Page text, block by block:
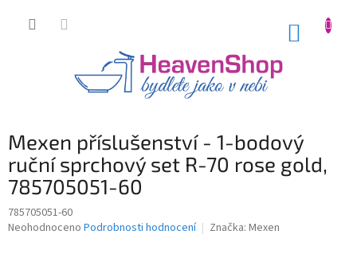
Mexen příslušenství - 1-bodový
ruční sprchový set R-70 rose gold,
785705051-60
785705051-60
Průměrné
Neohodnoceno Podrobnosti hodnocení Značka: Mexen